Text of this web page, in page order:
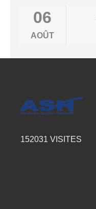
06
AOÛT
152031 VISITES